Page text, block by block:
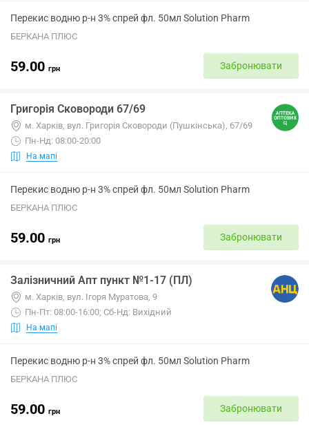
Перекис водню р-н 3% спрей фл. 50мл Solution Pharm
БЕРКАНА ПЛЮС
59.00 грн Забронювати
Григорія Сковороди 67/69
м. Харків, вул. Григорія Сковороди (Пушкінська), 67/69
Пн-Нд: 08:00-20:00
На мапі
Перекис водню р-н 3% спрей фл. 50мл Solution Pharm
БЕРКАНА ПЛЮС
59.00 грн Забронювати
Залізничний Апт пункт №1-17 (ПЛ)
м. Харків, вул. Ігоря Муратова, 9
Пн-Пт: 08:00-16:00; Сб-Нд: Вихідний
На мапі
Перекис водню р-н 3% спрей фл. 50мл Solution Pharm
БЕРКАНА ПЛЮС
59.00 грн Забронювати